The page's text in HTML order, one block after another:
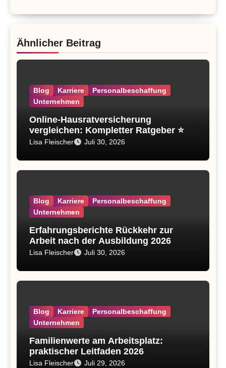
Ähnlicher Beitrag
Blog Karriere
Personalbeschaffung
Unternehmen
Online-Hausratversicherung
vergleichen: Kompletter Ratgeber ⭐
2026
Lisa Fleischer Juli 30, 2026
Blog Karriere
Personalbeschaffung
Unternehmen
Erfahrungsberichte Rückkehr zur
Arbeit nach der Ausbildung 2026
Lisa Fleischer Juli 30, 2026
Blog Karriere
Personalbeschaffung
Unternehmen
Familienwerte am Arbeitsplatz:
praktischer Leitfaden 2026
Lisa Fleischer Juli 29, 2026